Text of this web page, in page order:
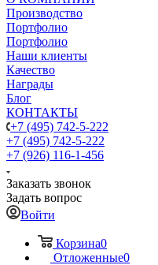
Производство
Портфолио
Портфолио
Наши клиенты
Качество
Награды
Блог
КОНТАКТЫ
+7 (495) 742-5-222
+7 (495) 742-5-222
+7 (926) 116-1-456
Заказать звонок
Задать вопрос
Войти
Корзина0
Отложенные0